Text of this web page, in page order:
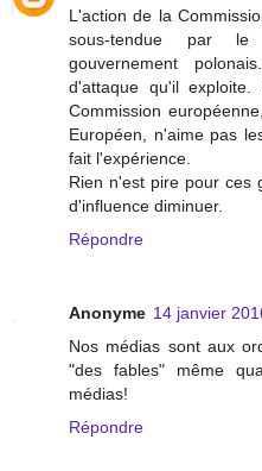
L'action de la
sous-tendue par le
gouvernement
d'attaque qu'il
Commission
Européen, n'aime pas
fait l'expérience.
Rien n'est pire pour ces
d'influence diminuer.
Répondre
Anonyme 14 janvier
Nos médias sont aux
"des fables" même
médias!
Répondre